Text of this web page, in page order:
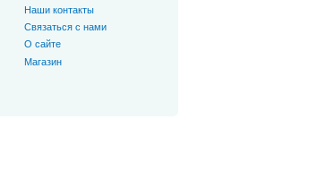
Наши контакты
Связаться с нами
О сайте
Магазин